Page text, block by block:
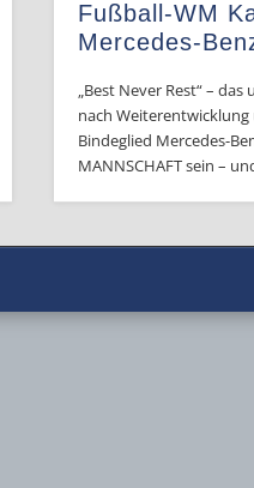
Fußball-WM
Mercedes-
„Best Never Rest“ –
nach
Bindeglied Mercedes-
MANNSCHAFT sein –